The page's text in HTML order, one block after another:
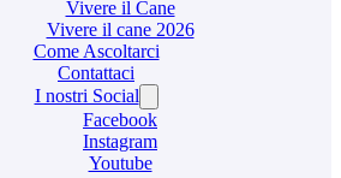
Vivere il Cane
Vivere il cane 2026
Come Ascoltarci
Contattaci
I nostri Social
Facebook
Instagram
Youtube